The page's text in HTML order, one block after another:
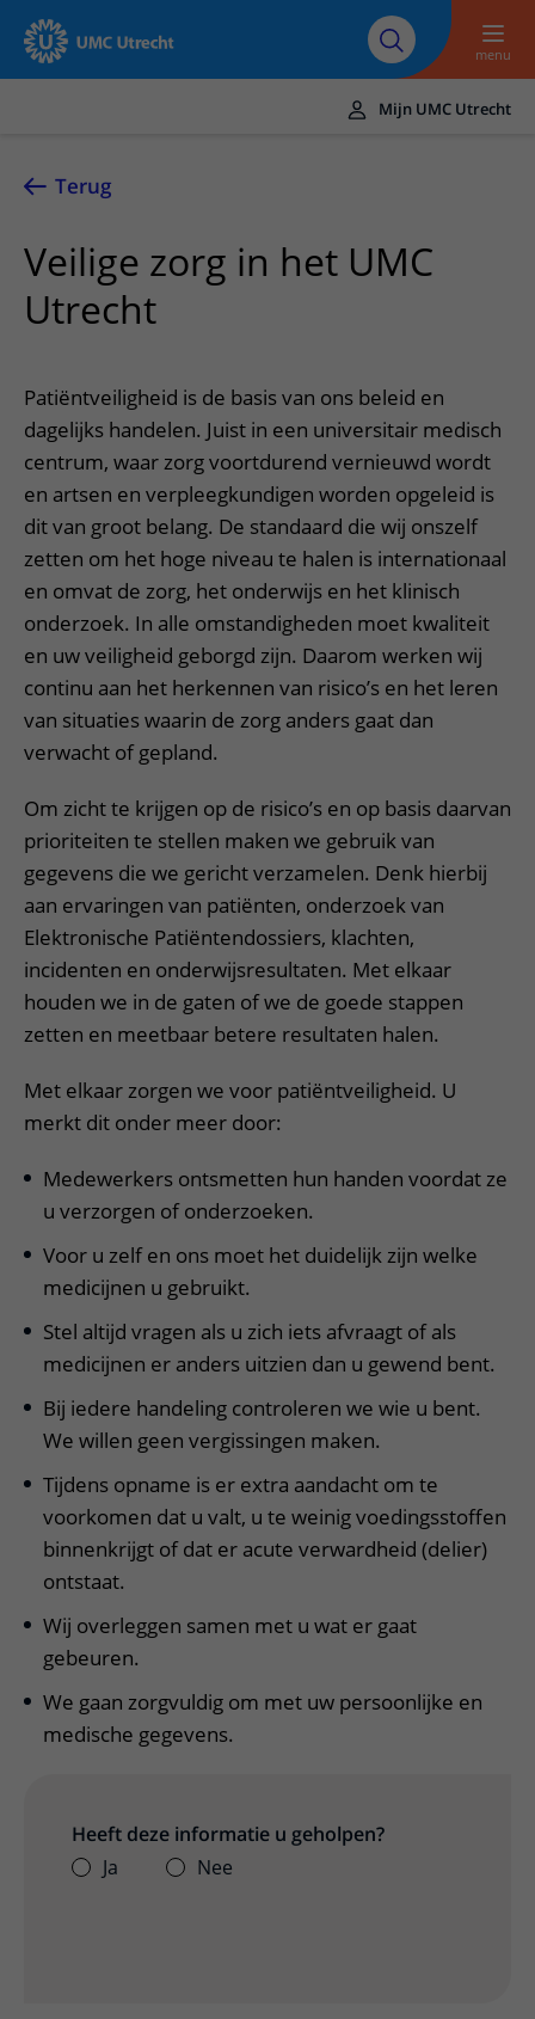
Naar hoofdinhoud
Over UMC
Utrecht
Research
Werken bij het UMC
Utrecht
menu
UMC Utrecht
Zorg en behandeling
Ziekten en aandoeningen
Poliklinieken
Verpleegafdelingen
Onze zorgverleners
Onderzoeken en diagnostiek
Het Wilhelmina Kinderziekenhuis
Afspraak en opname
Bezoek aan de polikliniek
Opname in het ziekenhuis
Voorbereiding op uw afspraak
Bloedprikken
Wachttijden
Bezoektijden
Wijzigen patiëntgegevens
Mijn UMC Utrecht patiëntportaal
Op bezoek in het UMC Utrecht
Apotheek
Winkels en restaurants
Faciliteiten en voorzieningen
Bezoekregels
Contact en route
Spoed
Contactgegevens
Route naar het ziekenhuis
Parkeren
Wegwijs in het ziekenhuis
Contact met polikliniek
Contact met verpleegafdeling
Patiënt verwijzen
Teleconsult aanvragen
Diagnostiek aanvragen
Zorgverlenersportaal
Meer UMC Utrecht
Over UMC Utrecht
Research
Onderwijs
Werken bij het UMC Utrecht
Mijn UMC Utrecht
Terug
Veilige zorg in het UMC
Utrecht
Patiëntveiligheid is de basis van ons beleid en
dagelijks handelen. Juist in een universitair medisch
centrum, waar zorg voortdurend vernieuwd wordt
en artsen en verpleegkundigen worden opgeleid is
dit van groot belang. De standaard die wij onszelf
zetten om het hoge niveau te halen is internationaal
en omvat de zorg, het onderwijs en het klinisch
onderzoek. In alle omstandigheden moet kwaliteit
en uw veiligheid geborgd zijn. Daarom werken wij
continu aan het herkennen van risico’s en het leren
van situaties waarin de zorg anders gaat dan
verwacht of gepland.
Om zicht te krijgen op de risico’s en op basis daarvan
prioriteiten te stellen maken we gebruik van
gegevens die we gericht verzamelen. Denk hierbij
aan ervaringen van patiënten, onderzoek van
Elektronische Patiëntendossiers, klachten,
incidenten en onderwijsresultaten. Met elkaar
houden we in de gaten of we de goede stappen
zetten en meetbaar betere resultaten halen.
Met elkaar zorgen we voor patiëntveiligheid. U
merkt dit onder meer door:
Medewerkers ontsmetten hun handen voordat ze
u verzorgen of onderzoeken.
Voor u zelf en ons moet het duidelijk zijn welke
medicijnen u gebruikt.
Stel altijd vragen als u zich iets afvraagt of als
medicijnen er anders uitzien dan u gewend bent.
Bij iedere handeling controleren we wie u bent.
We willen geen vergissingen maken.
Tijdens opname is er extra aandacht om te
voorkomen dat u valt, u te weinig voedingsstoffen
binnenkrijgt of dat er acute verwardheid (delier)
ontstaat.
Wij overleggen samen met u wat er gaat
gebeuren.
We gaan zorgvuldig om met uw persoonlijke en
medische gegevens.
Heeft deze informatie u geholpen?
Ja
Nee